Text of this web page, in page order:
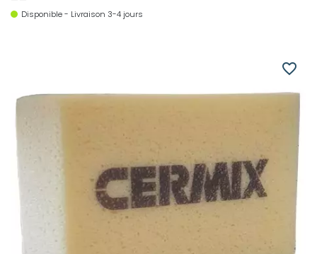
Disponible - Livraison 3-4 jours
favorite_border